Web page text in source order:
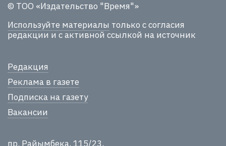
© ТОО «Издательство "Время"»
Используйте материалы только с согласия
редакции и с активной ссылкой на источник
Редакция
Реклама в газете
Подписка на газету
Вакансии
пр. Райымбека, 115/23,